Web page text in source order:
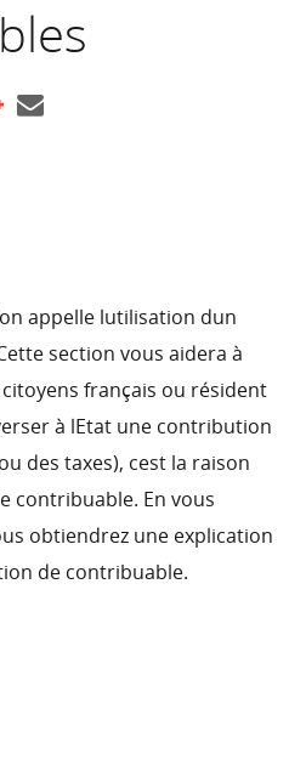
appelle lutilisation dun
section vous aidera à
français ou résident
à lEtat une contribution
des taxes), cest la raison
contribuable. En vous
obtiendrez une explication
de contribuable.